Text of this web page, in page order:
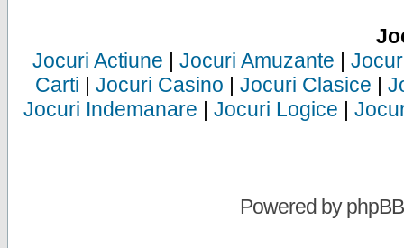
Jocuri Actiune | Jocuri Amuzante |
Carti | Jocuri Casino | Jocuri Clasice |
Jocuri Indemanare | Jocuri Logice |
Powered byphpBB